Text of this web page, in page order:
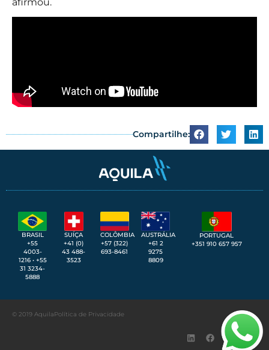
Compartilhe:
BRASIL
+55
4003-
1216 • +55
31 3234-
5888
SUÍÇA
+41 (0)
43 488-
3523
COLÔMBIA
+57 (322)
693-8461
AUSTRÁLIA
+61 2
9275
8809
PORTUGAL
+351 910 657 957
© 2019 AquilaPolítica de Privacidade